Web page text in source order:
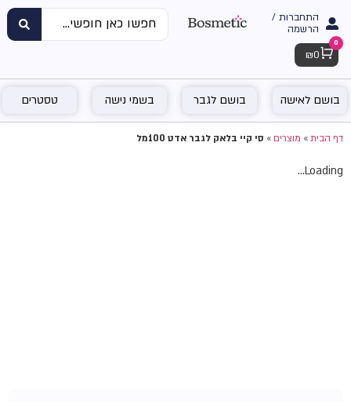
התחברות /
הרשמה
Cart
0
₪ 0
בושם לאישה בושם לגבר בשמי נישה טסטרים
דף הבית»מוצרים»סי קיי בלאק לגבר אדט 100מל
Loading...